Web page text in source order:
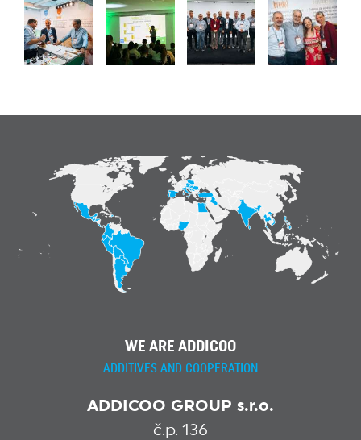
WE ARE ADDICOO
ADDITIVES AND COOPERATION
ADDICOO GROUP s.r.o.
č.p. 136